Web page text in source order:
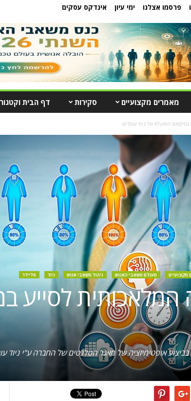
פרסמו אצלנו ימי עיון אינדקס עסקים
מאמרים מקצועיים סקירות דף הבית
במיקסום התועלת של ניוד עובדים
מקצועיים מעולם משאבי האנוש ניהול משאבי אנוש ניוד סליידר
המלאכותית לסייע